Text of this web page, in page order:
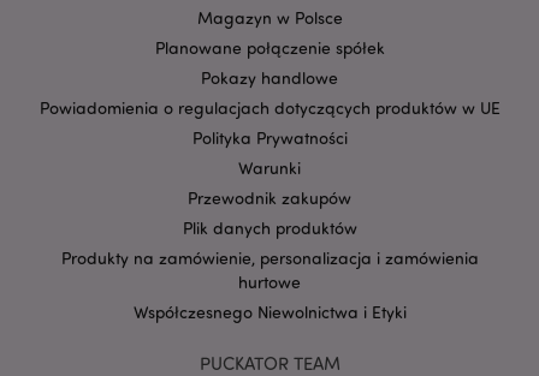
Magazyn w Polsce
Planowane połączenie spółek
Pokazy handlowe
Powiadomienia o regulacjach dotyczących produktów w UE
Polityka Prywatności
Warunki
Przewodnik zakupów
Plik danych produktów
Produkty na zamówienie, personalizacja i zamówienia
hurtowe
Współczesnego Niewolnictwa i Etyki
PUCKATOR TEAM
mage-cache-storage-section-
invalidation
Adobe Inc.
Privacy Policy